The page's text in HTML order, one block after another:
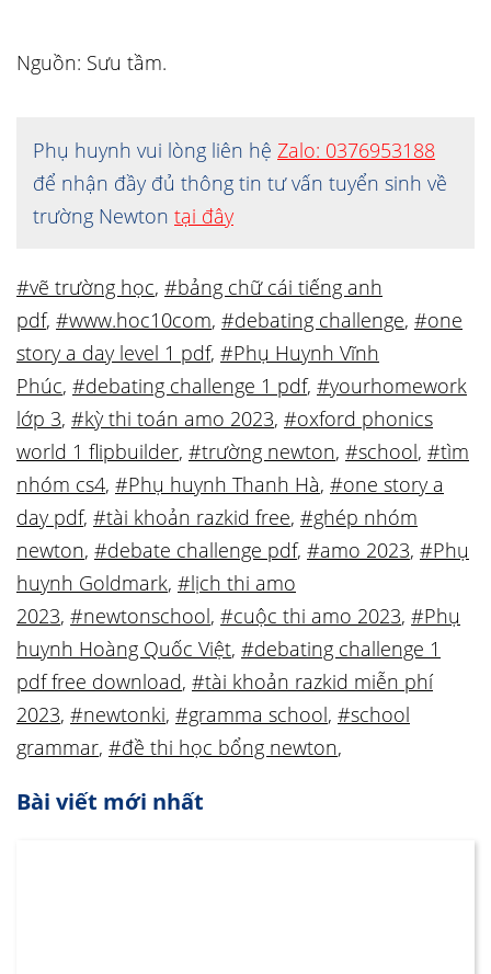
Nguồn: Sưu tầm.
Phụ huynh vui lòng liên hệ Zalo: 0376953188
để nhận đầy đủ thông tin tư vấn tuyển sinh về
trường Newton tại đây
#vẽ trường học, #bảng chữ cái tiếng anh
pdf, #www.hoc10com, #debating challenge, #one
story a day level 1 pdf, #Phụ Huynh Vĩnh
Phúc, #debating challenge 1 pdf, #yourhomework
lớp 3, #kỳ thi toán amo 2023, #oxford phonics
world 1 flipbuilder, #trường newton, #school, #tìm
nhóm cs4, #Phụ huynh Thanh Hà, #one story a
day pdf, #tài khoản razkid free, #ghép nhóm
newton, #debate challenge pdf, #amo 2023, #Phụ
huynh Goldmark, #lịch thi amo
2023, #newtonschool, #cuộc thi amo 2023, #Phụ
huynh Hoàng Quốc Việt, #debating challenge 1
pdf free download, #tài khoản razkid miễn phí
2023, #newtonki, #gramma school, #school
grammar, #đề thi học bổng newton,
Bài viết mới nhất